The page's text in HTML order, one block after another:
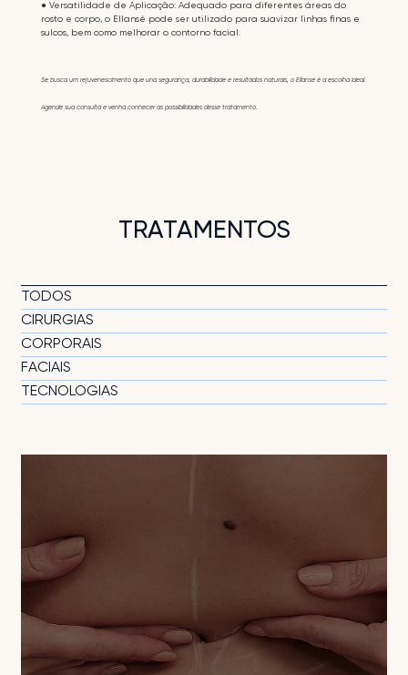
● Versatilidade de Aplicação: Adequado para diferentes áreas do
rosto e corpo, o Ellansé pode ser utilizado para suavizar linhas finas e
sulcos, bem como melhorar o contorno facial.
Se busca um rejuvenescimento que una segurança, durabilidade e resultados naturais, o Ellansé é a escolha ideal.
Agende sua consulta e venha conhecer as possibilidades desse tratamento.
TRATAMENTOS
TODOS
CIRURGIAS
CORPORAIS
FACIAIS
TECNOLOGIAS